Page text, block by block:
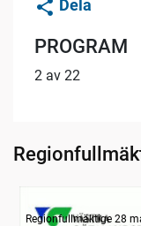
Dela
PROGRAM
2 av 22
Information
Regionfullmäktige 28